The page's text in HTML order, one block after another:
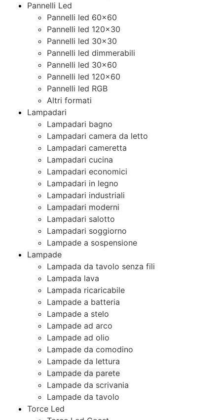
Pannelli Led
Pannelli led 60×60
Pannelli led 120×30
Pannelli led 30×30
Pannelli led dimmerabili
Pannelli led 30×60
Pannelli led 120×60
Pannelli led RGB
Altri formati
Lampadari
Lampadari bagno
Lampadari camera da letto
Lampadari cameretta
Lampadari cucina
Lampadari economici
Lampadari in legno
Lampadari industriali
Lampadari moderni
Lampadari salotto
Lampadari soggiorno
Lampade a sospensione
Lampade
Lampada da tavolo senza fili
Lampada lava
Lampada ricaricabile
Lampade a batteria
Lampade a stelo
Lampade ad arco
Lampade ad olio
Lampade da comodino
Lampade da lettura
Lampade da parete
Lampade da scrivania
Lampade da tavolo
Torce Led